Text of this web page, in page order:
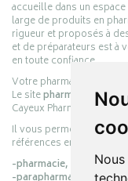
accueille dans un
large de produits en
rigueur et proposés à
et de préparateurs est à
en toute confiance.
Votre pharmacie en ligne :
Le sitepharmacie-
Cayeux Pharmabest
Il vous permet de
références en :
-pharmacie,